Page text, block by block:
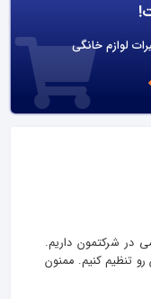
لوازم خانگی
در شرکتمون داریم.
رو تنظیم کنیم. ممنون